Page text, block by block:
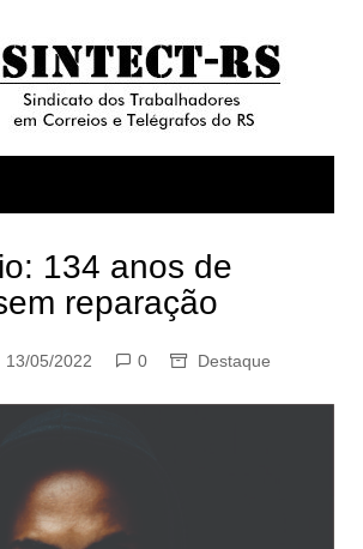
134 anos de
reparação
13/05/2022 0 Destaque